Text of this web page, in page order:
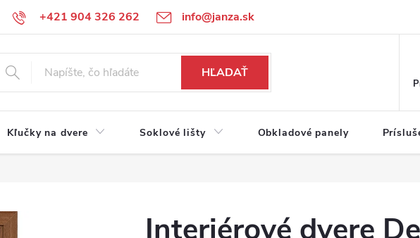
+421 904 326 262 info@janza.sk
podmienky Reklamačné podmienky Podmienky ochrany osobných údajov
HĽADAŤ
Kľučky na dvere Soklové lišty Obkladové panely
Interiérové dvere